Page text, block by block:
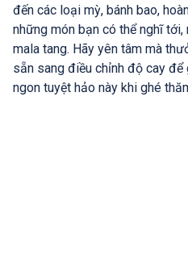
đến các loại mỳ, bánh bao,
những món bạn có thể nghĩ
mala tang. Hãy yên tâm mà
sẵn sang điều chỉnh độ cay
ngon tuyệt hảo này khi ghé